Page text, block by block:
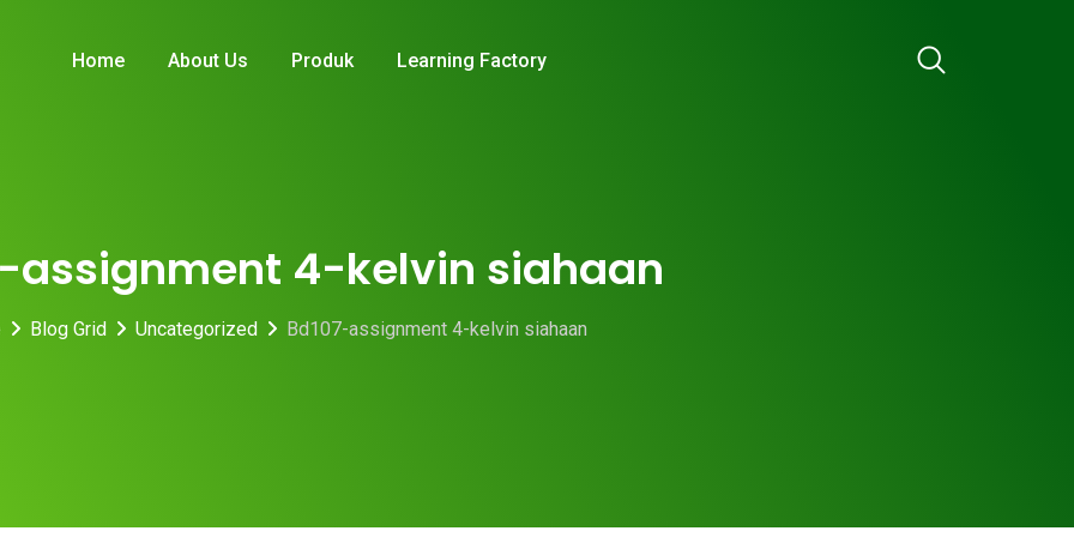
Home About Us Produk Learning Factory
assignment 4-kelvin siahaan
Blog Grid Uncategorized Bd107-assignment 4-kelvin siahaan